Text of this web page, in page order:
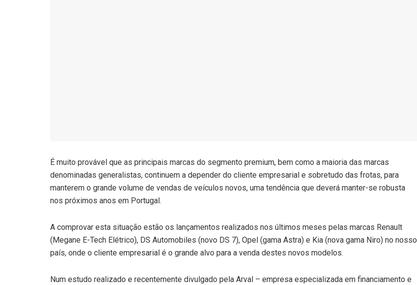
É muito provável que as principais marcas do segmento premium, bem como a maioria das marcas
denominadas generalistas, continuem a depender do cliente empresarial e sobretudo das frotas, para
manterem o grande volume de vendas de veículos novos, uma tendência que deverá manter-se robusta
nos próximos anos em Portugal.
A comprovar esta situação estão os lançamentos realizados nos últimos meses pelas marcas Renault
(Megane E-Tech Elétrico), DS Automobiles (novo DS 7), Opel (gama Astra) e Kia (nova gama Niro) no nosso
país, onde o cliente empresarial é o grande alvo para a venda destes novos modelos.
Num estudo realizado e recentemente divulgado pela Arval – empresa especializada em financiamento e